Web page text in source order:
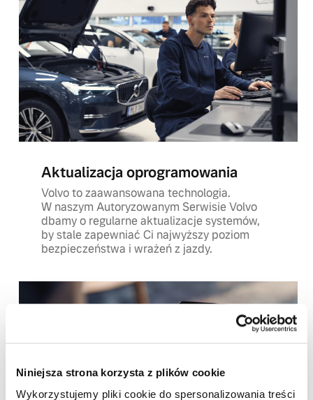
Niniejsza strona korzysta z plików cookie
Wykorzystujemy pliki cookie do spersonalizowania treści
Aktualizacja oprogramowania
Volvo to zaawansowana technologia.
W naszym Autoryzowanym Serwisie Volvo
dbamy o regularne aktualizacje systemów,
by stale zapewniać Ci najwyższy poziom
bezpieczeństwa i wrażeń z jazdy.